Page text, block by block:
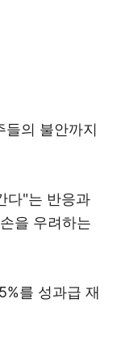
들의 불안까지
다"는 반응과
을 우려하는
를 성과급 재